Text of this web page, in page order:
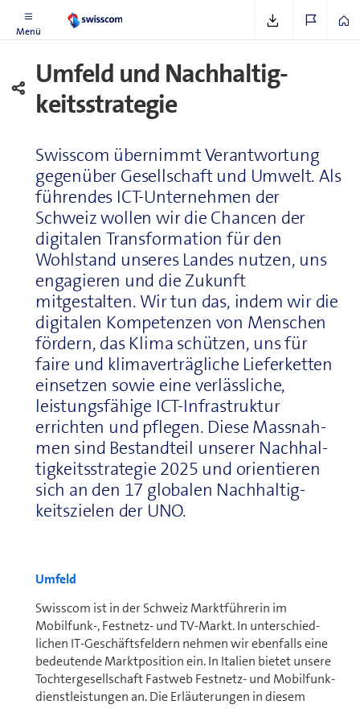
Menü
Umfeld und Nach­hal­tig­
keitsstrategie
Swisscom übernimmt Ver­ant­wor­tung
gegenüber Ge­sell­schaft und Umwelt. Als
führendes ICT-Un­ter­neh­men der
Schweiz wollen wir die Chancen der
digitalen Trans­for­ma­ti­on für den
Wohlstand unseres Landes nutzen, uns
engagieren und die Zukunft
mitgestalten. Wir tun das, indem wir die
digitalen Kom­pe­ten­zen von Menschen
fördern, das Klima schützen, uns für
faire und klimaverträgliche Lieferketten
einsetzen sowie eine verlässliche,
leistungsfähige ICT-In­fra­struk­tur
errichten und pflegen. Diese Mass­nah­
men sind Bestandteil unserer Nach­hal­
tig­keitsstrategie 2025 und orientieren
sich an den 17 globalen Nach­hal­tig­
keitszielen der UNO.
Umfeld
Swisscom ist in der Schweiz Marktführerin im
Mobilfunk-, Festnetz- und TV-Markt. In un­ter­schied­
lichen IT-Ge­schäftsfeldern nehmen wir ebenfalls eine
bedeutende Marktposition ein. In Italien bietet unsere
Tochtergesell­schaft Fastweb Festnetz- und Mo­bil­funk­
dienst­leis­tun­gen an. Die Erläuterungen in diesem